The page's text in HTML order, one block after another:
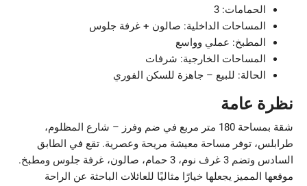
الحمامات: 3
المساحات الداخلية: صالون + غرفة جلوس
المطبخ: عملي وواسع
المساحات الخارجية: شرفات
الحالة: للبيع – جاهزة للسكن الفوري
نظرة عامة
شقة بمساحة 180 متر مربع في ضم وفرز – شارع المظلوم،
طرابلس، توفر مساحة معيشة مريحة وعصرية. تقع في الطابق
السادس وتضم 3 غرف نوم، 3 حمام، صالون، غرفة جلوس ومطبخ.
موقعها المميز يجعلها خيارًا مثاليًا للعائلات الباحثة عن الراحة